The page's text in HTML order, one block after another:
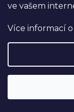
ve vašem
Více informací